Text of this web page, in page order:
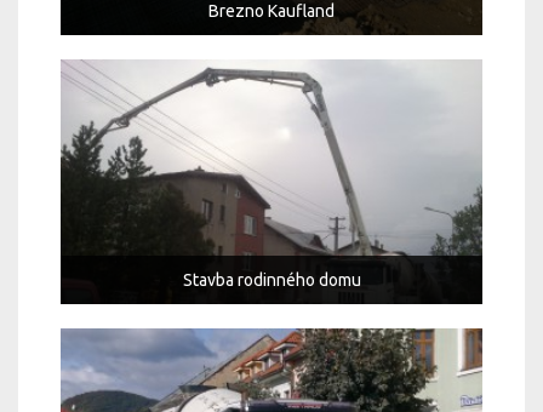
Brezno Kaufland
Stavba rodinného domu